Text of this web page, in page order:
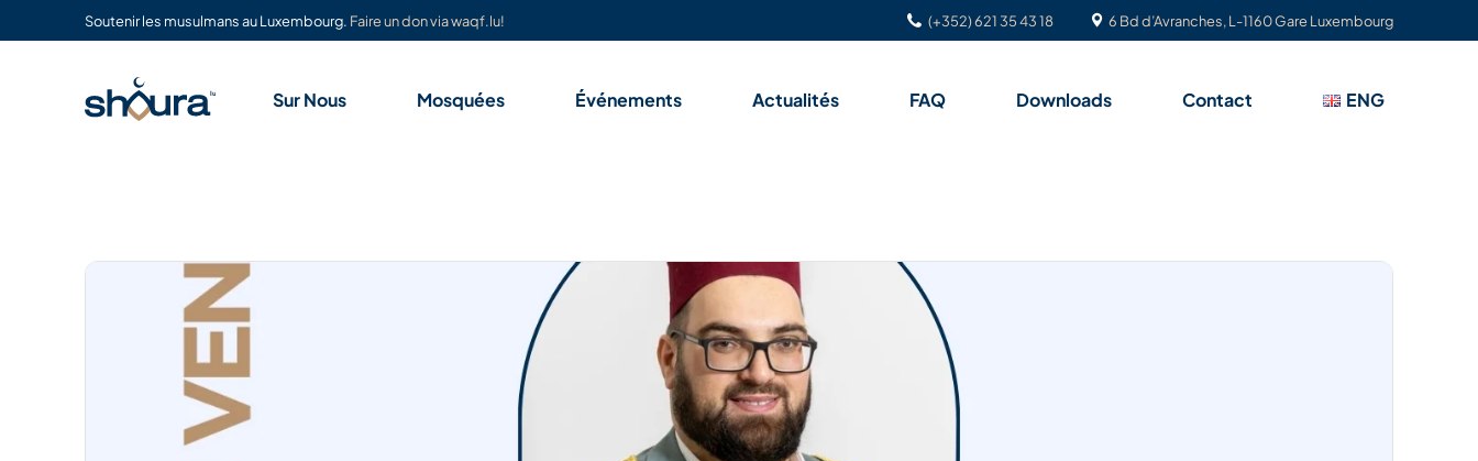
Soutenir les musulmans au Luxembourg. Faire un don via waqf.lu! (+352) 621 35 43 18 6 Bd d’Avranches, L-1160 Gare Luxembourg
Sur Nous Mosquées Événements Actualités FAQ Downloads Contact ENG